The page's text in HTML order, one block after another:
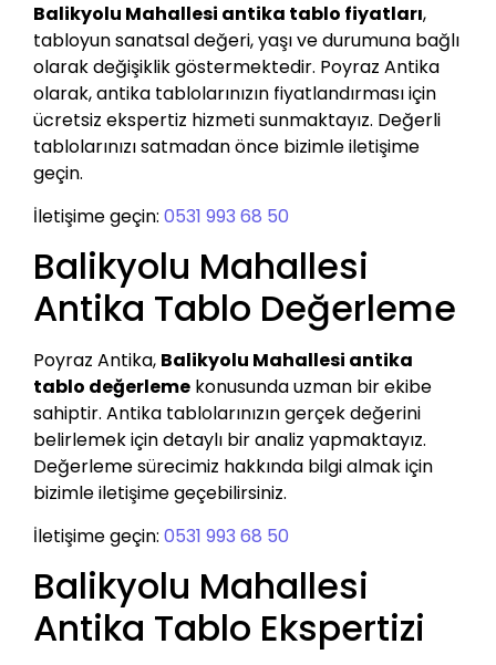
Balikyolu Mahallesi antika tablo fiyatları,
tabloyun sanatsal değeri, yaşı ve durumuna bağlı
olarak değişiklik göstermektedir. Poyraz Antika
olarak, antika tablolarınızın fiyatlandırması için
ücretsiz ekspertiz hizmeti sunmaktayız. Değerli
tablolarınızı satmadan önce bizimle iletişime
geçin.
İletişime geçin: 0531 993 68 50
Balikyolu Mahallesi
Antika Tablo Değerleme
Poyraz Antika, Balikyolu Mahallesi antika
tablo değerleme konusunda uzman bir ekibe
sahiptir. Antika tablolarınızın gerçek değerini
belirlemek için detaylı bir analiz yapmaktayız.
Değerleme sürecimiz hakkında bilgi almak için
bizimle iletişime geçebilirsiniz.
İletişime geçin: 0531 993 68 50
Balikyolu Mahallesi
Antika Tablo Ekspertizi